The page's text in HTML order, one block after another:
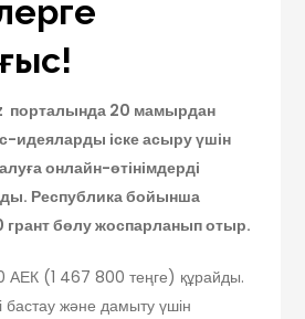
порталында 20 мамырдан
идеяларды іске асыру үшін
онлайн-өтінімдерді
Республика бойынша
грант бөлу жоспарланып отыр.
(1 467 800 теңге) құрайды.
бастау және дамыту үшін